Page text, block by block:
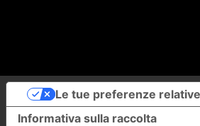
Informativa sulla raccolta
Le tue preferenze